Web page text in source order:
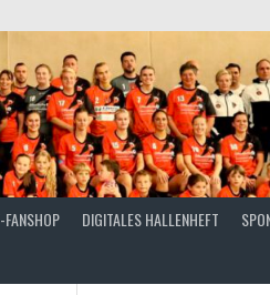
FANSHOP DIGITALES HALLENHEFT